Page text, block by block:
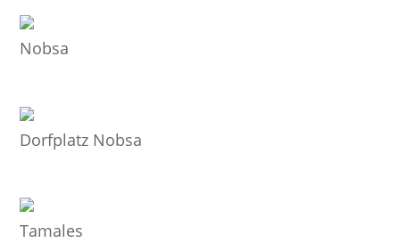
Nobsa
Dorfplatz Nobsa
Tamales